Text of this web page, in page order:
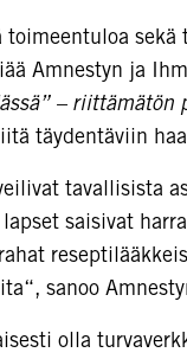
Amnestyn ja
– riittämätön
täydentäviin
tavallisista
saisivat
sanoo
olla